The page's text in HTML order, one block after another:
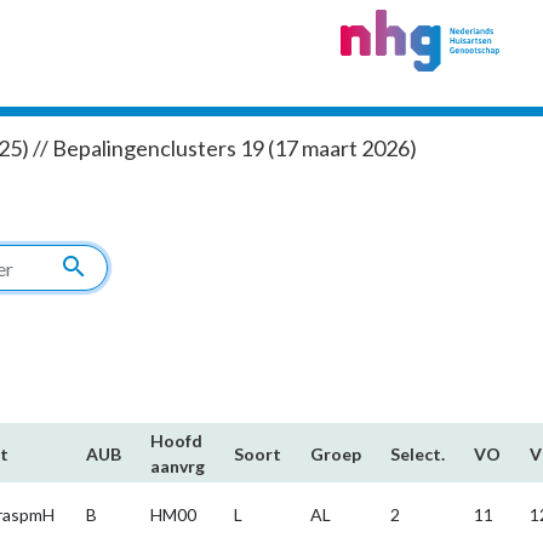
// Bepalingenclusters 19 (17 maart 2026)
search
AUB
Hoofd​
aanvrg
Soort Groep Select. VO
B HM00 L AL 2 11